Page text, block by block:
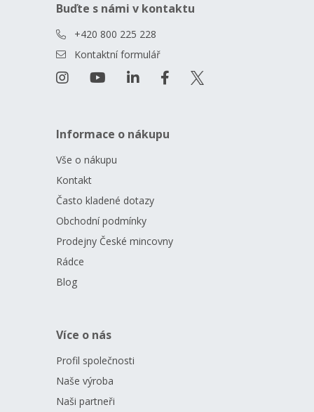
Buďte s námi v kontaktu
+420 800 225 228
Kontaktní formulář
Informace o nákupu
Vše o nákupu
Kontakt
Často kladené dotazy
Obchodní podmínky
Prodejny České mincovny
Rádce
Blog
Více o nás
Profil společnosti
Naše výroba
Naši partneři